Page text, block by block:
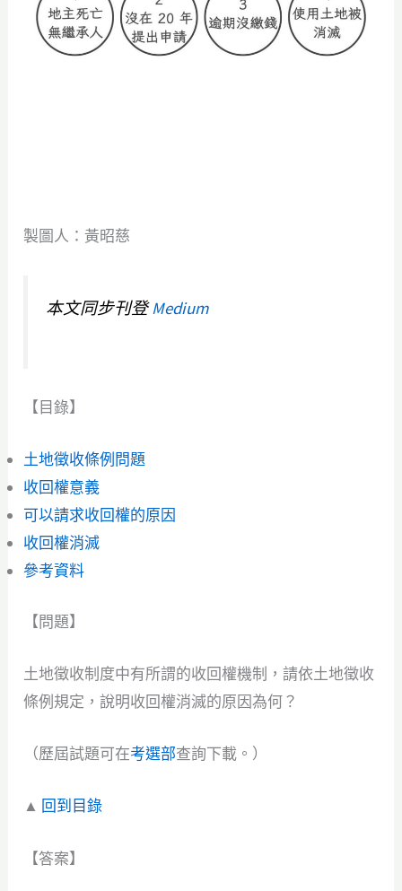
製圖人：黃昭慈
本文同步刊登Medium
【目錄】
土地徵收條例問題
收回權意義
可以請求收回權的原因
收回權消滅
參考資料
【問題】
土地徵收制度中有所謂的收回權機制，請依土地徵收
條例規定，說明收回權消滅的原因為何？
（歷屆試題可在考選部查詢下載。）
▲ 回到目錄
【答案】